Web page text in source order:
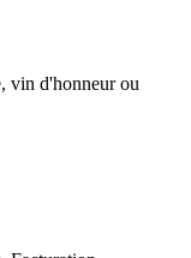
vin d'honneur ou